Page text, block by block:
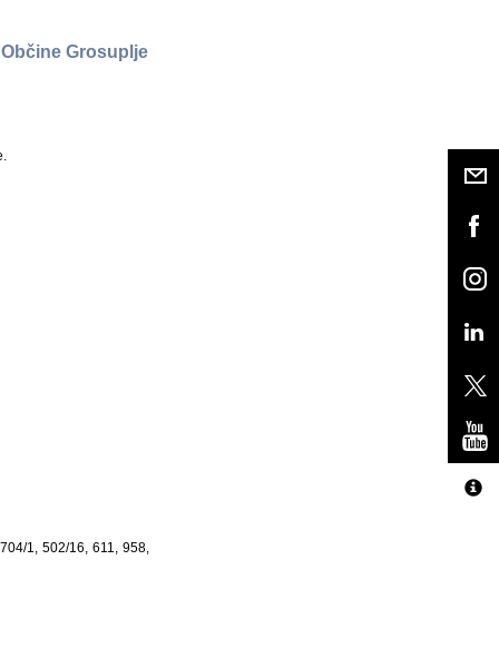
Grosuplje
1, 502/16, 611, 958,